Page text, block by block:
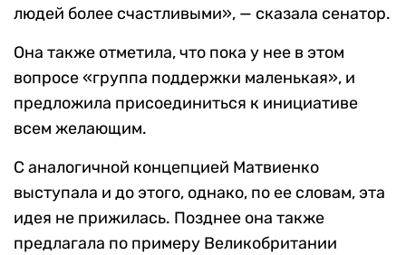
людей более счастливыми», — сказала сенатор.
Она также отметила, что пока у нее в этом
вопросе «группа поддержки маленькая», и
предложила присоединиться к инициативе
всем желающим.
С аналогичной концепцией Матвиенко
выступала и до этого, однако, по ее словам, эта
идея не прижилась. Позднее она также
предлагала по примеру Великобритании